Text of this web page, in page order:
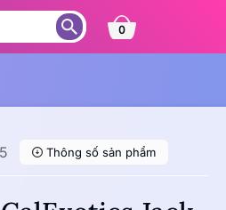
0
Thông số sản phẩm